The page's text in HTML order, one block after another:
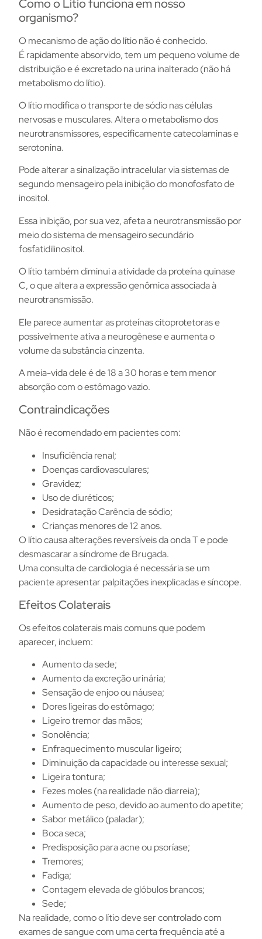
Como o Lítio funciona em nosso
organismo?
O mecanismo de ação do lítio não é conhecido.
É rapidamente absorvido, tem um pequeno volume de
distribuição e é excretado na urina inalterado (não há
metabolismo do lítio).
O lítio modifica o transporte de sódio nas células
nervosas e musculares. Altera o metabolismo dos
neurotransmissores, especificamente catecolaminas e
serotonina.
Pode alterar a sinalização intracelular via sistemas de
segundo mensageiro pela inibição do monofosfato de
inositol.
Essa inibição, por sua vez, afeta a neurotransmissão por
meio do sistema de mensageiro secundário
fosfatidilinositol.
O lítio também diminui a atividade da proteína quinase
C, o que altera a expressão genômica associada à
neurotransmissão.
Ele parece aumentar as proteínas citoprotetoras e
possivelmente ativa a neurogênese e aumenta o
volume da substância cinzenta.
A meia-vida dele é de 18 a 30 horas e tem menor
absorção com o estômago vazio.
Contraindicações
Não é recomendado em pacientes com:
Insuficiência renal;
Doenças cardiovasculares;
Gravidez;
Uso de diuréticos;
Desidratação Carência de sódio;
Crianças menores de 12 anos.
O lítio causa alterações reversíveis da onda T e pode
desmascarar a síndrome de Brugada.
Uma consulta de cardiologia é necessária se um
paciente apresentar palpitações inexplicadas e síncope.
Efeitos Colaterais
Os efeitos colaterais mais comuns que podem
aparecer, incluem:
Aumento da sede;
Aumento da excreção urinária;
Sensação de enjoo ou náusea;
Dores ligeiras do estômago;
Ligeiro tremor das mãos;
Sonolência;
Enfraquecimento muscular ligeiro;
Diminuição da capacidade ou interesse sexual;
Ligeira tontura;
Fezes moles (na realidade não diarreia);
Aumento de peso, devido ao aumento do apetite;
Sabor metálico (paladar);
Boca seca;
Predisposição para acne ou psoríase;
Tremores;
Fadiga;
Contagem elevada de glóbulos brancos;
Sede;
Na realidade, como o lítio deve ser controlado com
exames de sangue com uma certa frequência até a